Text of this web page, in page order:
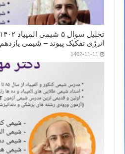
انرژی تفکیک پیوند – شیمی یازدهم
1402-11-11